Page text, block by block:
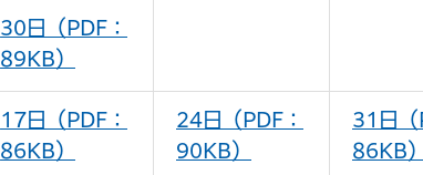
30日（PDF：
89KB）
17日（PDF：
86KB）
24日（PDF：
90KB）
31日（
86KB）